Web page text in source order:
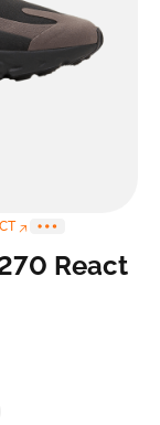
React